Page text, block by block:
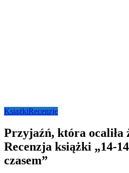
KsiążkiRecenzje
Przyjaźń, która
Recenzja książki „14-
czasem”